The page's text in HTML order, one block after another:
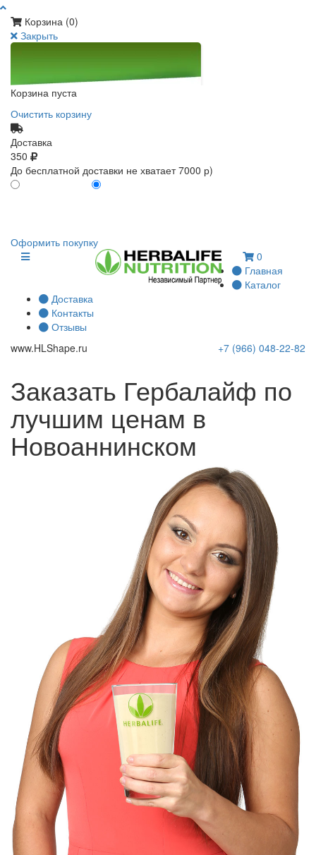
Корзина (0)
Закрыть
Корзина пуста
Очистить корзину
Доставка
350
До бесплатной доставки не хватает 7000 р)
Оформить покупку
0
Главная
Каталог
Доставка
Контакты
Отзывы
www.HLShape.ru +7 (966) 048-22-82
Заказать Гербалайф по
лучшим ценам в
Новоаннинском